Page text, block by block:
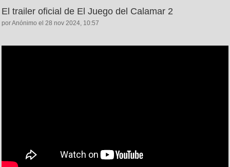
El trailer oficial de El Juego del Calamar 2
por Anónimo el 28 nov 2024, 10:57